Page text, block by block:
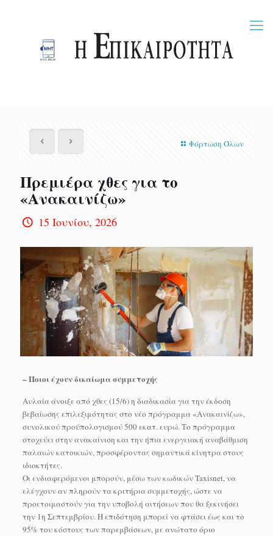
Φόρτωση Όλων
Πρεμιέρα χθες για το
«Ανακαινίζω»
15 Ιουνίου, 2026
– Ποιοι έχουν δικαίωμα συμμετοχής
Αυλαία άνοιξε από χθες (15/6) η διαδικασία για την έκδοση
βεβαίωσης επιλεξιμότητας στο νέο πρόγραμμα «Ανακαινίζω»,
συνολικού προϋπολογισμού 500 εκατ. ευρώ. Το πρόγραμμα
στοχεύει στην ανακαίνιση και την ήπια ενεργειακή αναβάθμιση
παλαιών κατοικιών, προσφέροντας σημαντικά κίνητρα στους
ιδιοκτήτες.
Οι ενδιαφερόμενοι μπορούν, μέσω των κωδικών Taxisnet, να
ελέγχουν αν πληρούν τα κριτήρια συμμετοχής, ώστε να
προετοιμαστούν για την υποβολή αιτήσεων που θα ξεκινήσει
την 1η Σεπτεμβρίου. Η επιδότηση μπορεί να φτάσει έως και το
95% του κόστους των παρεμβάσεων, με ανώτατο όριο